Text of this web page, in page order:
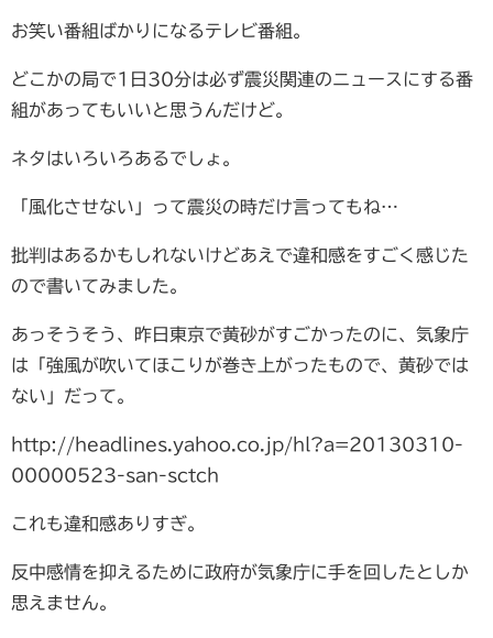
お笑い番組ばかりになるテレビ番組。
どこかの局で1日30分は必ず震災関連のニュースにする番
組があってもいいと思うんだけど。
ネタはいろいろあるでしょ。
「風化させない」って震災の時だけ言ってもね…
批判はあるかもしれないけどあえで違和感をすごく感じた
ので書いてみました。
あっそうそう、昨日東京で黄砂がすごかったのに、気象庁
は「強風が吹いてほこりが巻き上がったもので、黄砂では
ない」だって。
http://headlines.yahoo.co.jp/hl?a=20130310-
00000523-san-sctch
これも違和感ありすぎ。
反中感情を抑えるために政府が気象庁に手を回したとしか
思えません。